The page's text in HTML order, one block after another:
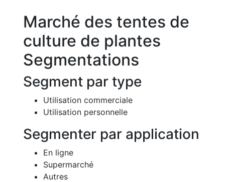
Marché des tentes de
culture de plantes
Segmentations
Segment par type
Utilisation commerciale
Utilisation personnelle
Segmenter par application
En ligne
Supermarché
Autres